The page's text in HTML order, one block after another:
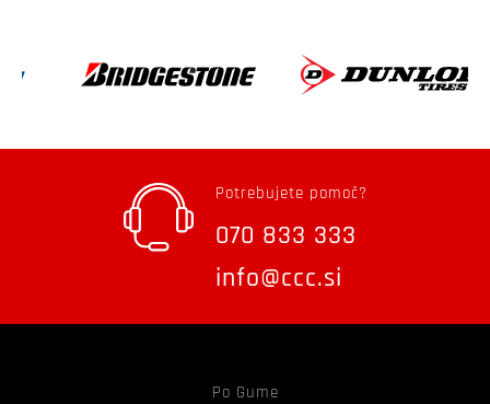
Potrebujete pomoč?
070 833 333
info@ccc.si
Po Gume